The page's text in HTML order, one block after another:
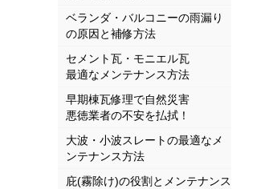
ベランダ・バルコニーの雨漏り
の原因と補修方法
セメント瓦・モニエル瓦
最適なメンテナンス方法
早期棟瓦修理で自然災害
悪徳業者の不安を払拭！
大波・小波スレートの最適なメ
ンテナンス方法
庇(霧除け)の役割とメンテナンス